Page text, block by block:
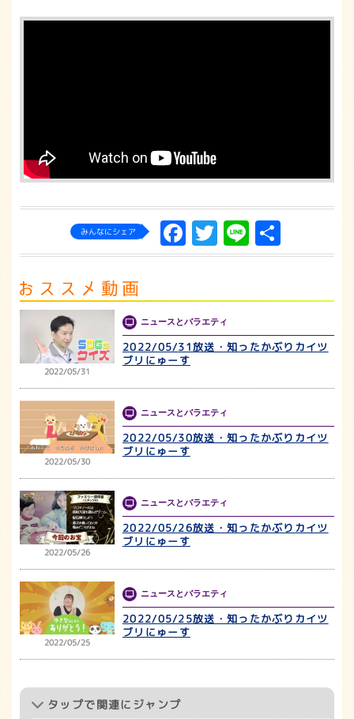
みんなにシェア Facebook
Twitter
Line
有
2022/05/31
ニュースとバラエティ
2022/05/31放送・知ったかぶりカイツ
ブリにゅーす
2022/05/30
ニュースとバラエティ
2022/05/30放送・知ったかぶりカイツ
ブリにゅーす
2022/05/26
ニュースとバラエティ
2022/05/26放送・知ったかぶりカイツ
ブリにゅーす
2022/05/25
ニュースとバラエティ
2022/05/25放送・知ったかぶりカイツ
ブリにゅーす
タップで関連にジャンプ